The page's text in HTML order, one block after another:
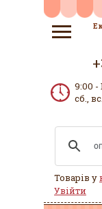
9:00 -
сб.,
Товарів у
Увійти